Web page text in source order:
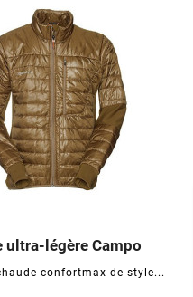
ultra-légère Campo
confortmax de style...
  